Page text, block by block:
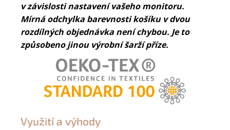
v závislosti nastavení vašeho monitoru.
Mírná odchylka barevnosti košíku v dvou
rozdílných objednávka není chybou. Je to
způsobeno jinou výrobní šarží příze.
Využití a výhody